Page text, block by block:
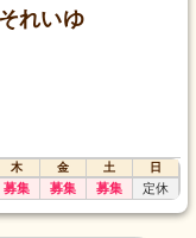
れいゆ
木 金 土
日
募集 募集 募集 定休